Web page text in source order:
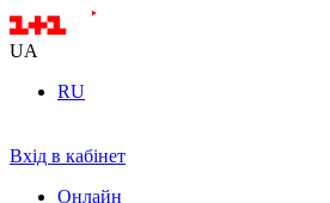
UA
RU
Вхід в кабінет
Онлайн